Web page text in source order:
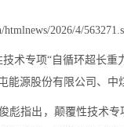
2026/4/
术专项“自循环超长
能源股份有限公司、
彪指出，颠覆性技术